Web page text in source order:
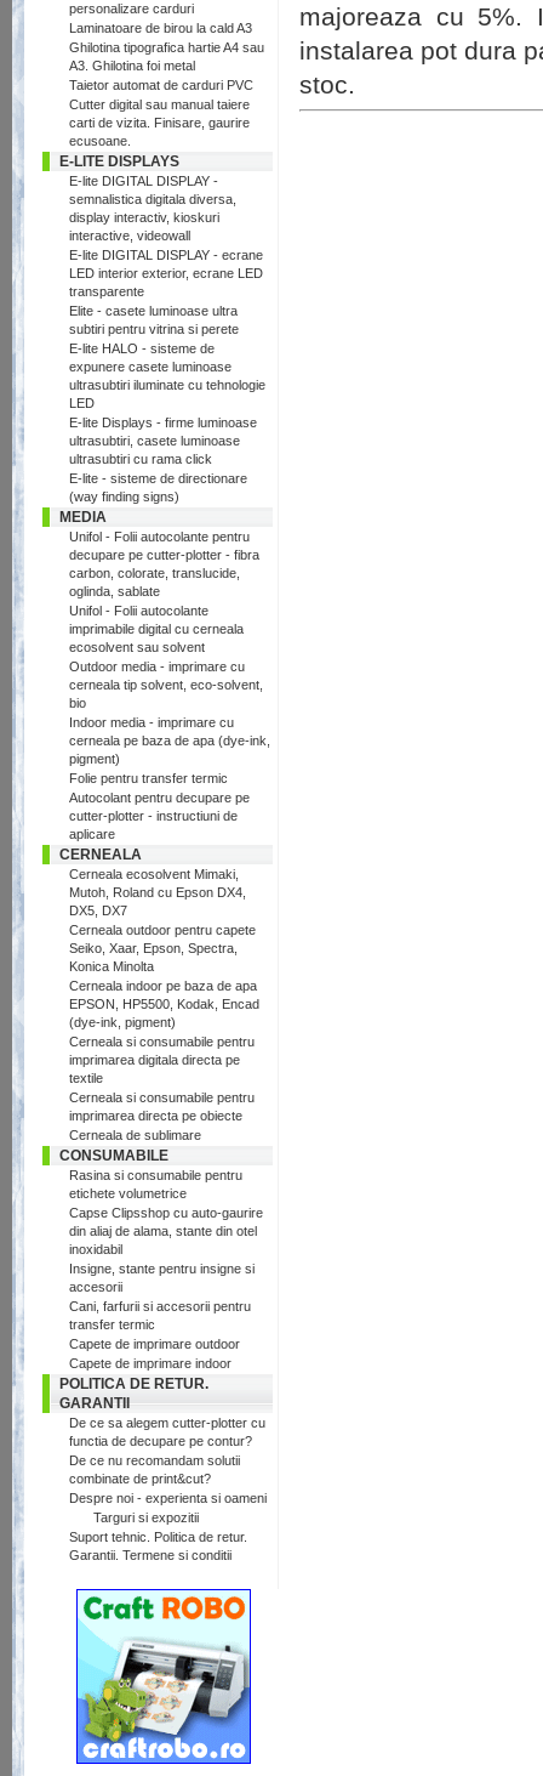
personalizare carduri
Laminatoare de birou la cald A3
Ghilotina tipografica hartie A4 sau
A3. Ghilotina foi metal
Taietor automat de carduri PVC
Cutter digital sau manual taiere
carti de vizita. Finisare, gaurire
ecusoane.
E-LITE DISPLAYS
E-lite DIGITAL DISPLAY -
semnalistica digitala diversa,
display interactiv, kioskuri
interactive, videowall
E-lite DIGITAL DISPLAY - ecrane
LED interior exterior, ecrane LED
transparente
Elite - casete luminoase ultra
subtiri pentru vitrina si perete
E-lite HALO - sisteme de
expunere casete luminoase
ultrasubtiri iluminate cu tehnologie
LED
E-lite Displays - firme luminoase
ultrasubtiri, casete luminoase
ultrasubtiri cu rama click
E-lite - sisteme de directionare
(way finding signs)
MEDIA
Unifol - Folii autocolante pentru
decupare pe cutter-plotter - fibra
carbon, colorate, translucide,
oglinda, sablate
Unifol - Folii autocolante
imprimabile digital cu cerneala
ecosolvent sau solvent
Outdoor media - imprimare cu
cerneala tip solvent, eco-solvent,
bio
Indoor media - imprimare cu
cerneala pe baza de apa (dye-ink,
pigment)
Folie pentru transfer termic
Autocolant pentru decupare pe
cutter-plotter - instructiuni de
aplicare
CERNEALA
Cerneala ecosolvent Mimaki,
Mutoh, Roland cu Epson DX4,
DX5, DX7
Cerneala outdoor pentru capete
Seiko, Xaar, Epson, Spectra,
Konica Minolta
Cerneala indoor pe baza de apa
EPSON, HP5500, Kodak, Encad
(dye-ink, pigment)
Cerneala si consumabile pentru
imprimarea digitala directa pe
textile
Cerneala si consumabile pentru
imprimarea directa pe obiecte
Cerneala de sublimare
CONSUMABILE
Rasina si consumabile pentru
etichete volumetrice
Capse Clipsshop cu auto-gaurire
din aliaj de alama, stante din otel
inoxidabil
Insigne, stante pentru insigne si
accesorii
Cani, farfurii si accesorii pentru
transfer termic
Capete de imprimare outdoor
Capete de imprimare indoor
POLITICA DE RETUR.
GARANTII
De ce sa alegem cutter-plotter cu
functia de decupare pe contur?
De ce nu recomandam solutii
combinate de print&cut?
Despre noi - experienta si oameni
Targuri si expozitii
Suport tehnic. Politica de retur.
Garantii. Termene si conditii
majoreaza cu 5%.
instalarea pot dura
stoc.